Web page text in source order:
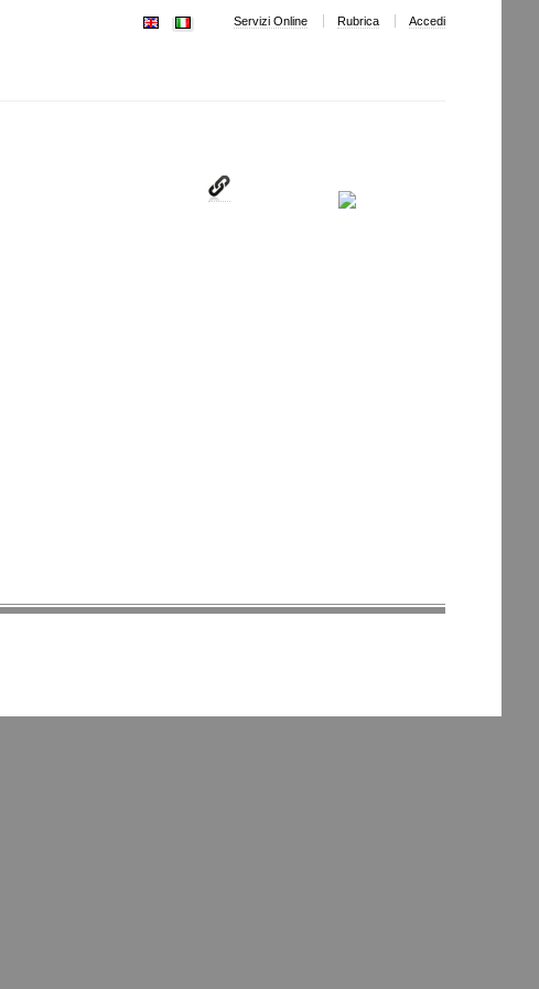
Servizi Online Rubrica Accedi